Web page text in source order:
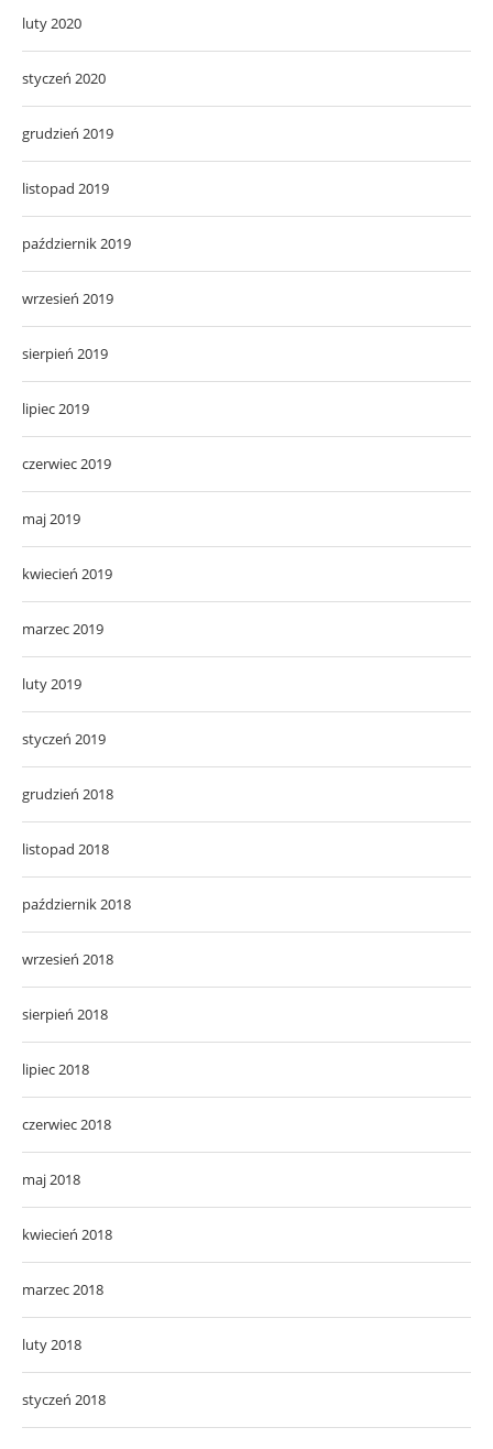
luty 2020
styczeń 2020
grudzień 2019
listopad 2019
październik 2019
wrzesień 2019
sierpień 2019
lipiec 2019
czerwiec 2019
maj 2019
kwiecień 2019
marzec 2019
luty 2019
styczeń 2019
grudzień 2018
listopad 2018
październik 2018
wrzesień 2018
sierpień 2018
lipiec 2018
czerwiec 2018
maj 2018
kwiecień 2018
marzec 2018
luty 2018
styczeń 2018